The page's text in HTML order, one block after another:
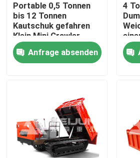
Kontakte
Portable 0,5 Tonnen
bis 12 Tonnen
Kautschuk gefahren
Klein Mini Crawler
Träger Lkw Diesel
angetrieben
Anfrage absenden
4